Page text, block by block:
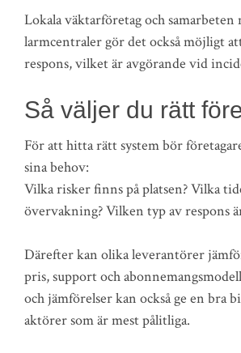
Lokala väktarföretag och samarbeten
larmcentraler gör det också möjligt
respons, vilket är avgörande vid
Så väljer du rätt
För att hitta rätt system bör
sina behov:
Vilka risker finns på platsen? Vilka
övervakning? Vilken typ av respons
Därefter kan olika leverantörer
pris, support och
och jämförelser kan också ge en bra
aktörer som är mest pålitliga.